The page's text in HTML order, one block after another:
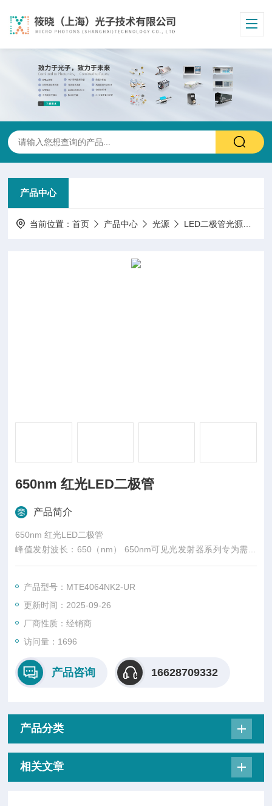
产品中心
当前位置：首页 产品中心 光源 LED二极管光源
650nm 红光LED二极管
产品简介
650nm 红光LED二极管
峰值发射波长：650（nm） 650nm可见光发射器系列专为需高
输出功率及精确光轴 / 机械轴对准的应用场景设计。可提供定制
产品型号：MTE4064NK2-UR
更新时间：2025-09-26
厂商性质：经销商
访问量：1696
产品咨询 16628709332
产品分类
相关文章